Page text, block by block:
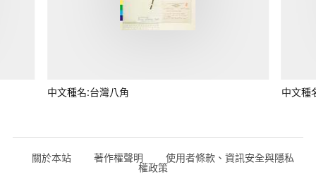
中文種名:台灣八角 中文種
關於本站 著作權聲明 使用者條款、資訊安全與隱私
權政策